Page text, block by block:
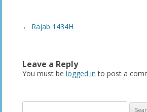
Post
← Rajab 1434H
Leave a Reply
You must be logged in to post a